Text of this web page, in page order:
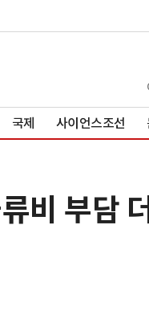
국제 사이언스조선
비 부담 더